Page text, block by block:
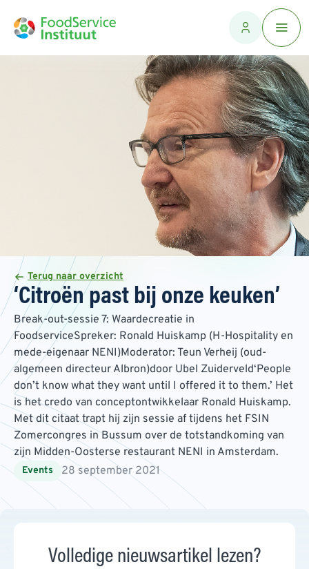
Terug naar overzicht
‘Citroën past bij onze keuken’
Break-out-sessie 7: Waardecreatie in
FoodserviceSpreker: Ronald Huiskamp (H-Hospitality en
mede-eigenaar NENI)Moderator: Teun Verheij (oud-
algemeen directeur Albron)door Ubel Zuiderveld‘People
don’t know what they want until I offered it to them.’ Het
is het credo van conceptontwikkelaar Ronald Huiskamp.
Met dit citaat trapt hij zijn sessie af tijdens het FSIN
Zomercongres in Bussum over de totstandkoming van
zijn Midden-Oosterse restaurant NENI in Amsterdam.
Events 28 september 2021
Volledige nieuwsartikel lezen?